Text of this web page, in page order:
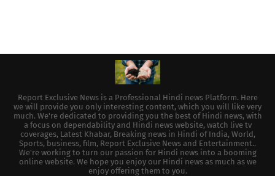
Report Exclusive News is a Professional Hindi news Platform. Here
we will provide you only interesting content, which you will like very
much. We're dedicated to providing you the best of Hindi news, with
a focus on dependability and Hindi news website, watch live tv
coverages, Latest Khabar, Breaking news in Hindi of India, World,
Sports, business, film, Report Exclusive News and Entertainment..
We're working to turn our passion for Hindi news into a booming
online website. We hope you enjoy our Hindi news as much as we
enjoy offering them to you.